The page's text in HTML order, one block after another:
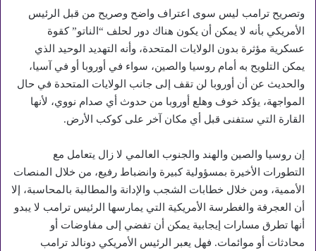
وتصريح ترامب ليس سوى اعتراف واضح وصريح من قبل الرئيس
الأمريكي بأنه لا يمكن أن يكون هناك دور لحلف “الناتو” كقوة
عسكرية مؤثرة بدون الولايات المتحدة، وأنه التهديد الوحيد الذي
يمكن التلويح به أمام روسيا والصين، سواء في أوروبا أو في آسيا،
والحديث عن أن أوروبا لن تقف إلى جانب الولايات المتحدة في حال
المواجهة، يؤكد خوف وهلع أوروبا من حدوث أي صدام نووي، لأنها
القارة التي ستفنى قبل أي مكان آخر على كوكب الأرض.
إن روسيا والصين والهند والجنوب العالمي لا زال يتعامل مع
التطورات الأخيرة بمسؤولية كبيرة وانضباط رفيع، من خلال المنصات
الأممية، ومن خلال خطابات الشجب والإدانة والمطالبة بالمحاسبة، إلا
أن العجرفة والغطرسة الأمريكية التي يمارسها الرئيس ترامب لا يبدو
أنها تطرق مسارات إيجابية يمكن أن تفضي إلى مفاوضات أو
محادثات أو موائمات. فهل يعبر الرئيس الأمريكي دونالد ترامب